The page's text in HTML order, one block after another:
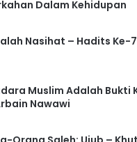
Dalam Kehidupan
Nasihat – Hadits Ke-
Muslim Adalah Bukti
Nawawi